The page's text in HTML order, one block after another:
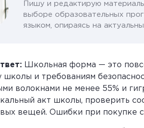
Пишу и редактирую
выборе образовательных
языком, опираясь на
Школьная форма — это
школы и требованиям
волокнами не менее 55% и
акт школы, проверить
вещей. Ошибки при покупке